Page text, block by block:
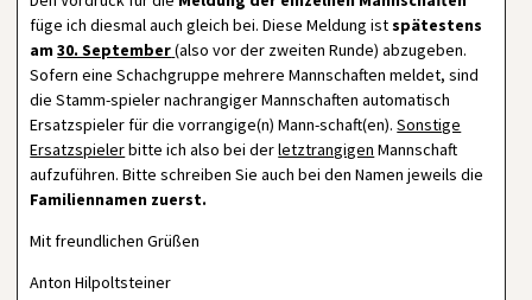
füge ich diesmal auch gleich bei. Diese Meldung istspätestens
am30. September(also vor der zweiten Runde) abzugeben.
Sofern eine Schachgruppe mehrere Mannschaften meldet, sind
die Stamm-spieler nachrangiger Mannschaften automatisch
Ersatzspieler für die vorrangige(n) Mann-schaft(en).Sonstige
Ersatzspielerbitte ich also bei derletztrangigen Mannschaft
aufzuführen. Bitte schreiben Sie auch bei den Namen jeweils die
Familiennamen zuerst.
Mit freundlichen Grüßen
Anton Hilpoltsteiner